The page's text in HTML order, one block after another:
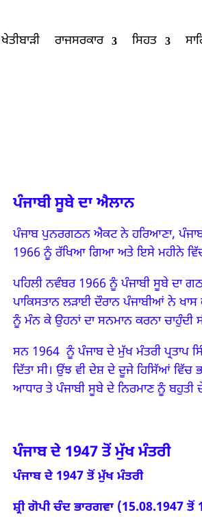
ਖੇਤੀਬਾੜੀ ਰਾਜਸਰਕਾਰ ਸਿਹਤ
ਪੰਜਾਬੀ ਸੂਬੇ ਦਾ ਐਲਾਨ
ਪੰਜਾਬ ਪੁਨਰਗਠਨ ਐਕਟ ਨੇ ਹਰਿਆਣਾ,
1966 ਨੂੰ ਰੱਖਿਆ ਗਿਆ ਅਤੇ ਇਸੇ ਮਹੀਨੇ
ਪਹਿਲੀ ਨਵੰਬਰ 1966 ਨੂੰ ਪੰਜਾਬੀ ਸੂਬੇ ਦਾ
ਪਾਕਿਸਤਾਨ ਲੜਾਈ ਦੌਰਾਨ ਪੰਜਾਬੀਆਂ ਨੇ ਖਾਸ
ਨੂੰ ਮੰਨ ਕੇ ਉਹਨਾਂ ਦਾ ਸਨਮਾਨ ਕਰਨਾ ਚਾਹੁੰਦੀ
ਸਨ 1964 ਨੂੰ ਪੰਜਾਬ ਦੇ ਮੁੱਖ ਮੰਤਰੀ ਪ੍ਰਤਾਪ
ਦਿੱਤਾ ਸੀ। ਉਂਝ ਵੀ ਦੇਸ਼ ਦੇ ਦੂਜੇ ਹਿਸਿੱਆਂ ਵਿੱਚ
ਆਧਾਰ ਤੇ ਪੰਜਾਬੀ ਸੂਬੇ ਦੇ ਨਿਰਮਾਣ ਨੂੰ ਬਹੁਤੀ
ਪੰਜਾਬ ਦੇ 1947 ਤੋਂ ਮੁੱਖ ਮੰਤਰੀ
ਪੰਜਾਬ ਦੇ 1947 ਤੋਂ ਮੁੱਖ ਮੰਤਰੀ
ਸ਼੍ਰੀ ਗੋਪੀ ਚੰਦ ਭਾਰਗਵਾ (15.08.1947 ਤੋਂ